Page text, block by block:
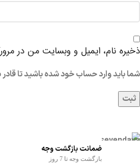
ذخیره نام، ایمیل و وبسایت من در
شما باید وارد حساب خود شده باشید تا
ضمانت بازگشت وجه
بازگشت وجه تا 7 روز